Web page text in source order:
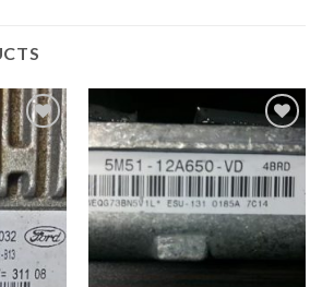
İstek
Listeme
Ekle
İstek
Listeme
Ekle